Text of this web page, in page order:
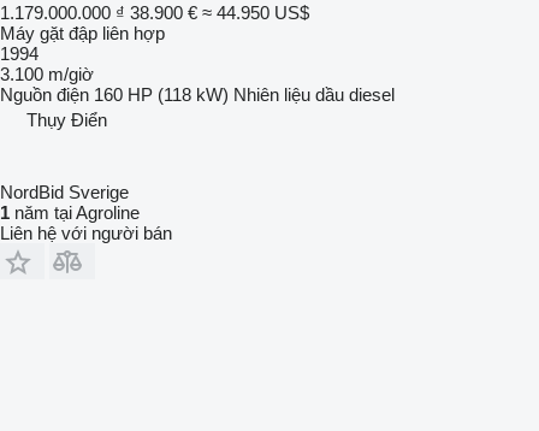
1.179.000.000 ₫ 38.900 € ≈ 44.950 US$
Máy gặt đập liên hợp
1994
3.100 m/giờ
Nguồn điện 160 HP (118 kW) Nhiên liệu dầu diesel
Thụy Điển
NordBid Sverige
1 năm tại Agroline
Liên hệ với người bán